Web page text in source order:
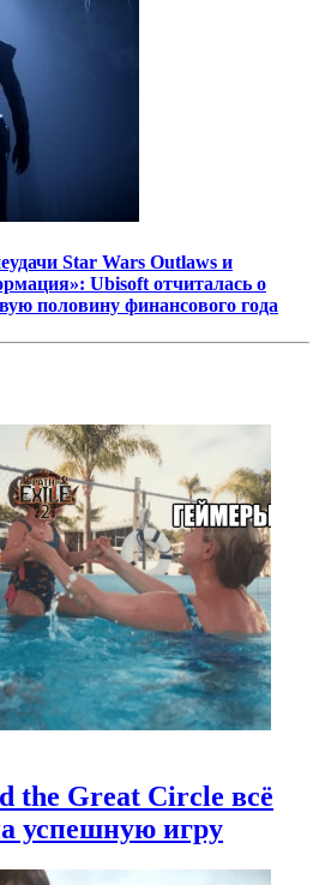
Star Wars Outlaws и
Ubisoft отчиталась о
половину финансового года
the Great Circle всё
успешную игру